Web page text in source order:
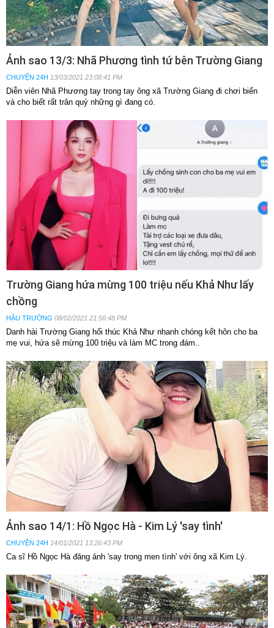
Ảnh sao 13/3: Nhã Phương tình tứ bên Trường Giang
CHUYỆN 24H 13/03/2021 23:08:41 PM
Diễn viên Nhã Phương tay trong tay ông xã Trường Giang đi chơi biển
và cho biết rất trân quý những gì đang có.
Trường Giang hứa mừng 100 triệu nếu Khả Như lấy
chồng
HẬU TRƯỜNG 08/02/2021 21:56:48 PM
Danh hài Trường Giang hối thúc Khả Như nhanh chóng kết hôn cho ba
mẹ vui, hứa sẽ mừng 100 triệu và làm MC trong đám..
Ảnh sao 14/1: Hồ Ngọc Hà - Kim Lý 'say tình'
CHUYỆN 24H 14/01/2021 13:26:43 PM
Ca sĩ Hồ Ngọc Hà đăng ảnh 'say trong men tình' với ông xã Kim Lý.